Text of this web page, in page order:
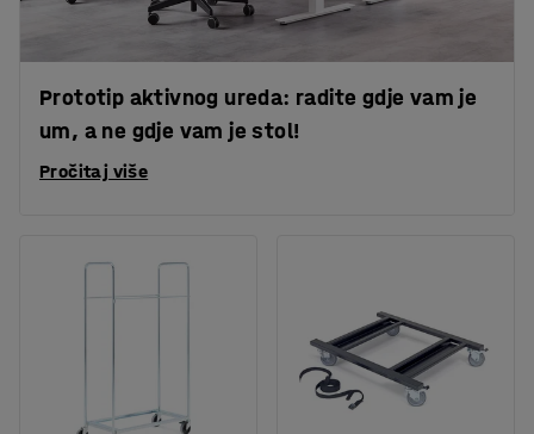
Prototip aktivnog ureda: radite gdje vam je
um, a ne gdje vam je stol!
Pročitaj više